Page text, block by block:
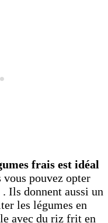
frais est idéal
vous pouvez opter
. Ils donnent aussi un
les légumes en
avec du riz frit en